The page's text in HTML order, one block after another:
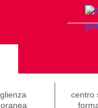
centro